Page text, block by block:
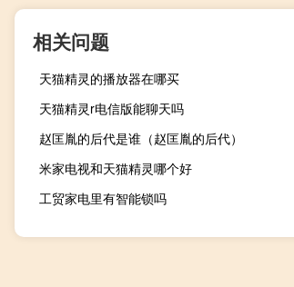
相关问题
天猫精灵的播放器在哪买
天猫精灵r电信版能聊天吗
赵匡胤的后代是谁（赵匡胤的后代）
米家电视和天猫精灵哪个好
工贸家电里有智能锁吗